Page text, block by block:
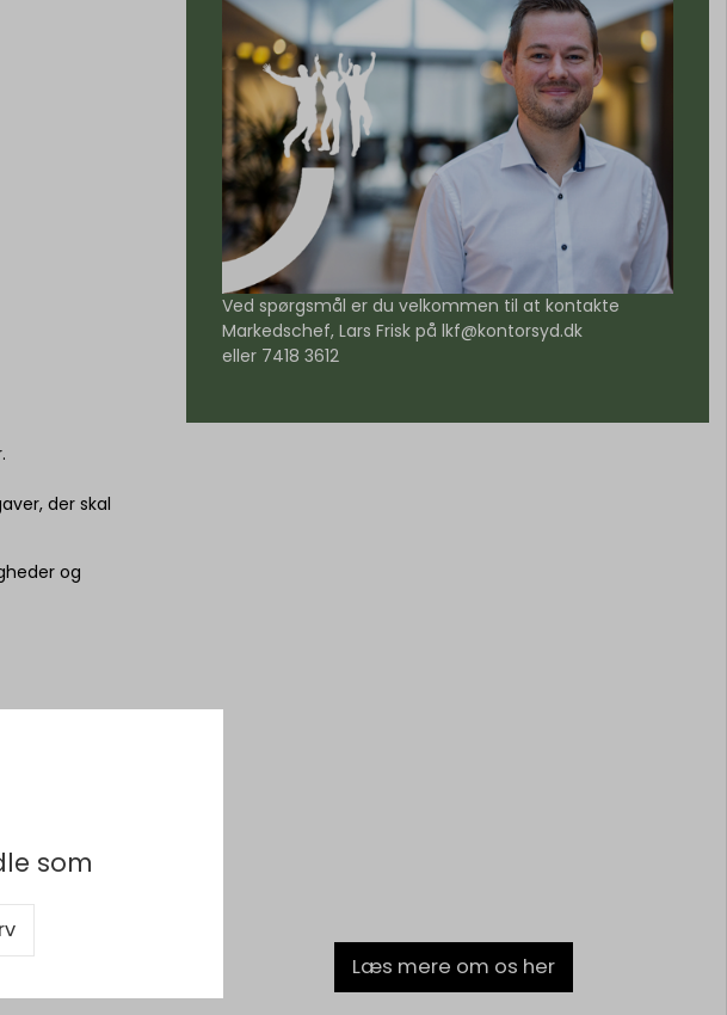
som
der skal
og
Ved spørgsmål er du velkommen til at kontakte
Markedschef, Lars Frisk på lkf@kontorsyd.dk
eller 7418 3612
har vokset
Danmark.
Læs mere om os her